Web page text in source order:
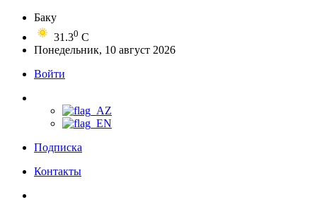
Баку
31.30 C
Понедельник, 10 август 2026
Войти
Подписка
Контакты